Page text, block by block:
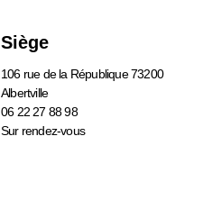
Siège
106 rue de la République 73200
Albertville
06 22 27 88 98
Sur rendez-vous